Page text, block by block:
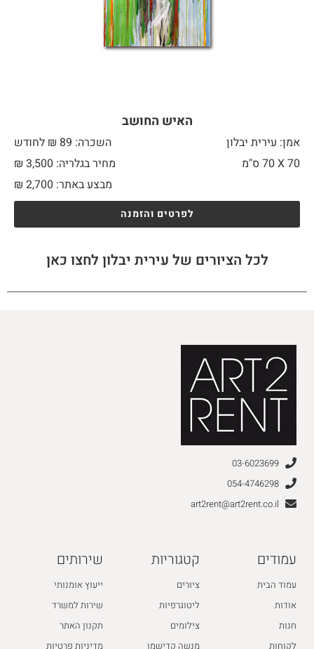
האיש החושב
אמן: עירית יבלון
השכרה: 89 ₪ לחודש
70 X
מחיר בגלריה: 3,500 ₪
מבצע באתר:
₪ 2,700
לפרטים והזמנה
לכל הציורים של עירית יבלון לחצו כאן
03-6023699
054-4746298
art2rent@art2rent.co.il
עמודים
עמוד הבית
אודות
חנות
לקוחות
קטגוריות
ציורים
ליטוגרפיות
צילומים
מנשה קדישמן
שירותים
ייעוץ אומנותי
שירות למשרד
תקנון האתר
מדיניות פרטיות